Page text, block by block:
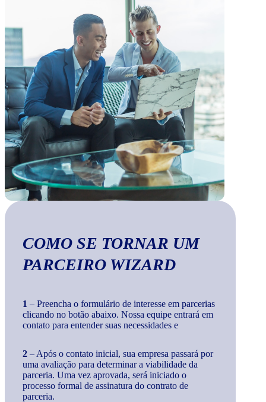
COMO SE TORNAR UM
PARCEIRO WIZARD
1 – Preencha o formulário de interesse em parcerias
clicando no botão abaixo. Nossa equipe entrará em
contato para entender suas necessidades e
2 – Após o contato inicial, sua empresa passará por
uma avaliação para determinar a viabilidade da
parceria. Uma vez aprovada, será iniciado o
processo formal de assinatura do contrato de
parceria.